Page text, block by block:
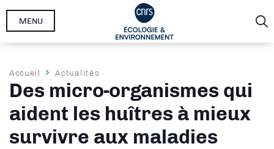
Aller
MENU
Fil
d'Ariane
Accueil Actualités
Des micro-organismes qui
aident les huîtres à mieux
survivre aux maladies